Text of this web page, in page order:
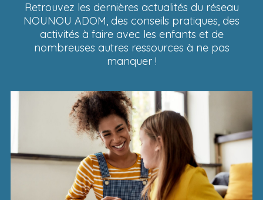
Retrouvez les dernières actualités du réseau
NOUNOU ADOM, des conseils pratiques, des
activités à faire avec les enfants et de
nombreuses autres ressources à ne pas
manquer !